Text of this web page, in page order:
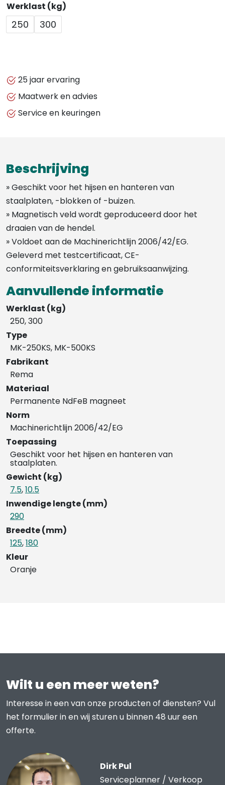
Werklast (kg)
250 300
25 jaar ervaring
Maatwerk en advies
Service en keuringen
Beschrijving
» Geschikt voor het hijsen en hanteren van
staalplaten, -blokken of -buizen.
» Magnetisch veld wordt geproduceerd door het
draaien van de hendel.
» Voldoet aan de Machinerichtlijn 2006/42/EG.
Geleverd met testcertificaat, CE-
conformiteitsverklaring en gebruiksaanwijzing.
Aanvullende informatie
Werklast (kg)
250, 300
Type
MK-250KS, MK-500KS
Fabrikant
Rema
Materiaal
Permanente NdFeB magneet
Norm
Machinerichtlijn 2006/42/EG
Toepassing
Geschikt voor het hijsen en hanteren van
staalplaten.
Gewicht (kg)
7.5,10.5
Inwendige lengte (mm)
290
Breedte (mm)
125,180
Kleur
Oranje
Wilt u een meer weten?
Interesse in een van onze producten of diensten? Vul
het formulier in en wij sturen u binnen 48 uur een
offerte.
Dirk Pul
Serviceplanner / Verkoop